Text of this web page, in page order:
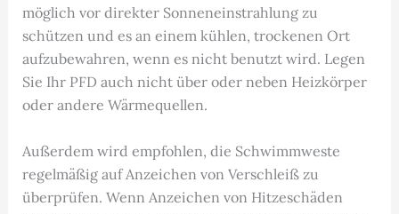
möglich vor direkter Sonneneinstrahlung zu
schützen und es an einem kühlen, trockenen Ort
aufzubewahren, wenn es nicht benutzt wird. Legen
Sie Ihr PFD auch nicht über oder neben Heizkörper
oder andere Wärmequellen.
Außerdem wird empfohlen, die Schwimmweste
regelmäßig auf Anzeichen von Verschleiß zu
überprüfen. Wenn Anzeichen von Hitzeschäden